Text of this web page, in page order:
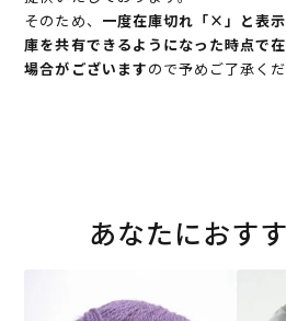
そのため、 一度在庫切れ「×」と表
庫を共有できるようになった時点で
場合がございますので予めご了承くだ
あなたにおす